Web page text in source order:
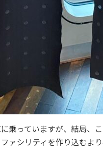
乗っていますが、結局、
ァシリティを作り込むよ